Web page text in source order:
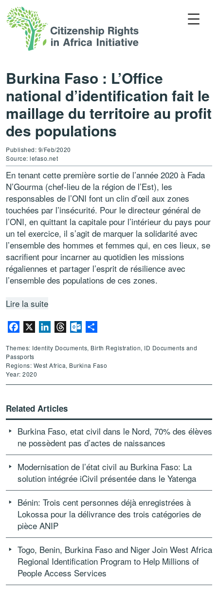
Burkina Faso : L’Office
national d’identification fait le
maillage du territoire au profit
des populations
Published: 9/Feb/2020
Source: lefaso.net
En tenant cette première sortie de l’année 2020 à Fada
N’Gourma (chef-lieu de la région de l’Est), les
responsables de l’ONI font un clin d’œil aux zones
touchées par l’insécurité. Pour le directeur général de
l’ONI, en quittant la capitale pour l’intérieur du pays pour
un tel exercice, il s’agit de marquer la solidarité avec
l’ensemble des hommes et femmes qui, en ces lieux, se
sacrifient pour incarner au quotidien les missions
régaliennes et partager l’esprit de résilience avec
l’ensemble des populations de ces zones.
Lire la suite
Facebook LinkedInThreadsOutlook.com
Themes: Identity Documents, Birth Registration, ID Documents and
Passports
Regions: West Africa, Burkina Faso
Year: 2020
Related Articles
Burkina Faso, etat civil dans le Nord, 70% des élèves
ne possèdent pas d’actes de naissances
Modernisation de l’état civil au Burkina Faso: La
solution intégrée iCivil présentée dans le Yatenga
Bénin: Trois cent personnes déjà enregistrées à
Lokossa pour la délivrance des trois catégories de
pièce ANIP
Togo, Benin, Burkina Faso and Niger Join West Africa
Regional Identification Program to Help Millions of
People Access Services